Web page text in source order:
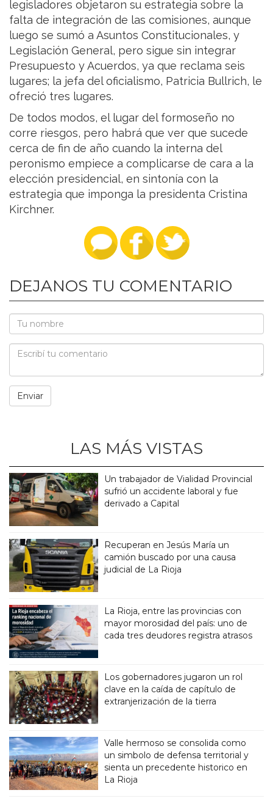
legisladores objetaron su estrategia sobre la
falta de integración de las comisiones, aunque
luego se sumó a Asuntos Constitucionales, y
Legislación General, pero sigue sin integrar
Presupuesto y Acuerdos, ya que reclama seis
lugares; la jefa del oficialismo, Patricia Bullrich, le
ofreció tres lugares.
De todos modos, el lugar del formoseño no
corre riesgos, pero habrá que ver que sucede
cerca de fin de año cuando la interna del
peronismo empiece a complicarse de cara a la
elección presidencial, en sintonía con la
estrategia que imponga la presidenta Cristina
Kirchner.
DEJANOS TU COMENTARIO
LAS MÁS VISTAS
Un trabajador de Vialidad Provincial
sufrió un accidente laboral y fue
derivado a Capital
Recuperan en Jesús María un
camión buscado por una causa
judicial de La Rioja
La Rioja, entre las provincias con
mayor morosidad del país: uno de
cada tres deudores registra atrasos
Los gobernadores jugaron un rol
clave en la caída de capítulo de
extranjerización de la tierra
Valle hermoso se consolida como
un simbolo de defensa territorial y
sienta un precedente historico en
La Rioja